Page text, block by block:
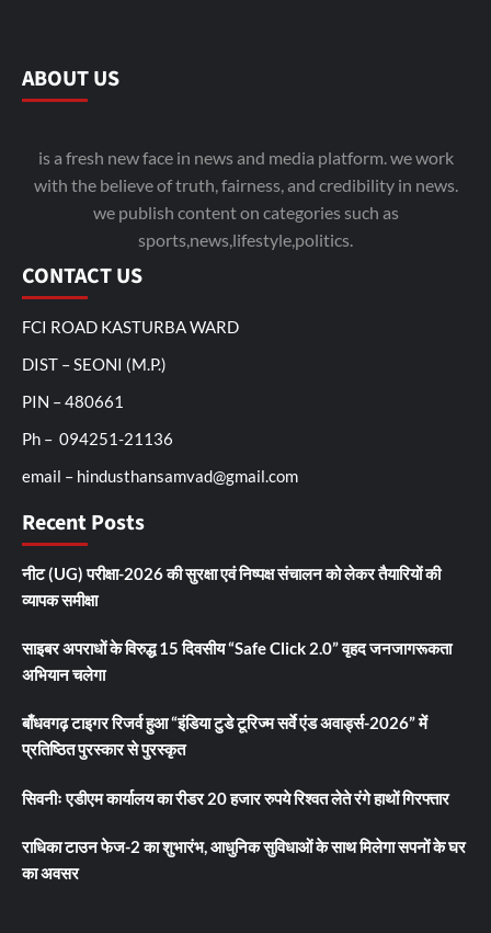
ABOUT US
is a fresh new face in news and media platform. we work
with the believe of truth, fairness, and credibility in news.
we publish content on categories such as
sports,news,lifestyle,politics.
CONTACT US
FCI ROAD KASTURBA WARD
DIST – SEONI (M.P.)
PIN – 480661
Ph – 094251-21136
email – hindusthansamvad@gmail.com
Recent Posts
नीट (UG) परीक्षा-2026 की सुरक्षा एवं निष्पक्ष संचालन को लेकर तैयारियों की
व्यापक समीक्षा
साइबर अपराधों के विरुद्ध 15 दिवसीय “Safe Click 2.0” वृहद जनजागरूकता
अभियान चलेगा
बाँधवगढ़ टाइगर रिजर्व हुआ “इंडिया टुडे टूरिज्म सर्वे एंड अवार्ड्स-2026” में
प्रतिष्ठित पुरस्कार से पुरस्कृत
सिवनीः एडीएम कार्यालय का रीडर 20 हजार रुपये रिश्वत लेते रंगे हाथों गिरफ्तार
राधिका टाउन फेज-2 का शुभारंभ, आधुनिक सुविधाओं के साथ मिलेगा सपनों के घर
का अवसर